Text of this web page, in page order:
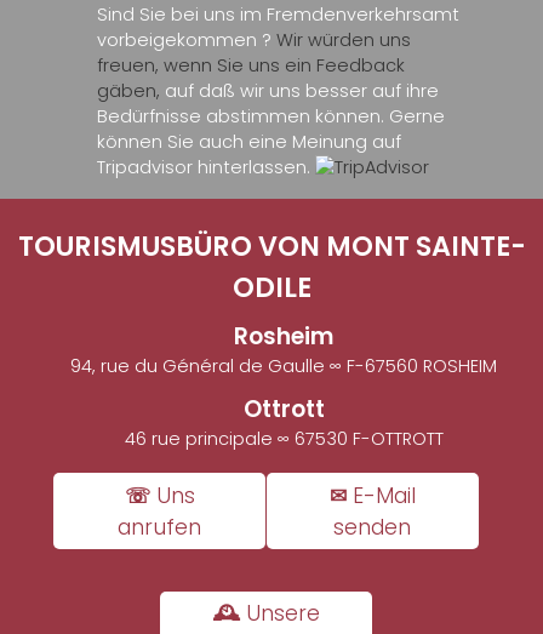
Sind Sie bei uns im Fremdenverkehrsamt
vorbeigekommen ? Wir würden uns
freuen, wenn Sie uns ein Feedback
gäben, auf daß wir uns besser auf ihre
Bedürfnisse abstimmen können. Gerne
können Sie auch eine Meinung auf
Tripadvisor hinterlassen.
TOURISMUSBÜRO VON MONT SAINTE-
ODILE
Rosheim
94, rue du Général de Gaulle ∞ F-67560 ROSHEIM
Ottrott
46 rue principale ∞ 67530 F-OTTROTT
☏ Uns
anrufen
✉ E-Mail
senden
🕰 Unsere